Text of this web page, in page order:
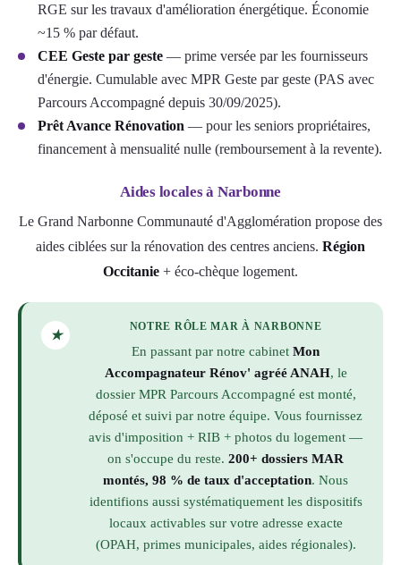
RGE sur les travaux d'amélioration énergétique. Économie
~15 % par défaut.
CEE Geste par geste — prime versée par les fournisseurs
d'énergie. Cumulable avec MPR Geste par geste (PAS avec
Parcours Accompagné depuis 30/09/2025).
Prêt Avance Rénovation — pour les seniors propriétaires,
financement à mensualité nulle (remboursement à la revente).
Aides locales à Narbonne
Le Grand Narbonne Communauté d'Agglomération propose des
aides ciblées sur la rénovation des centres anciens. Région
Occitanie + éco-chèque logement.
★
NOTRE RÔLE MAR À NARBONNE
En passant par notre cabinet Mon
Accompagnateur Rénov' agréé ANAH, le
dossier MPR Parcours Accompagné est monté,
déposé et suivi par notre équipe. Vous fournissez
avis d'imposition + RIB + photos du logement —
on s'occupe du reste. 200+ dossiers MAR
montés, 98 % de taux d'acceptation. Nous
identifions aussi systématiquement les dispositifs
locaux activables sur votre adresse exacte
(OPAH, primes municipales, aides régionales).